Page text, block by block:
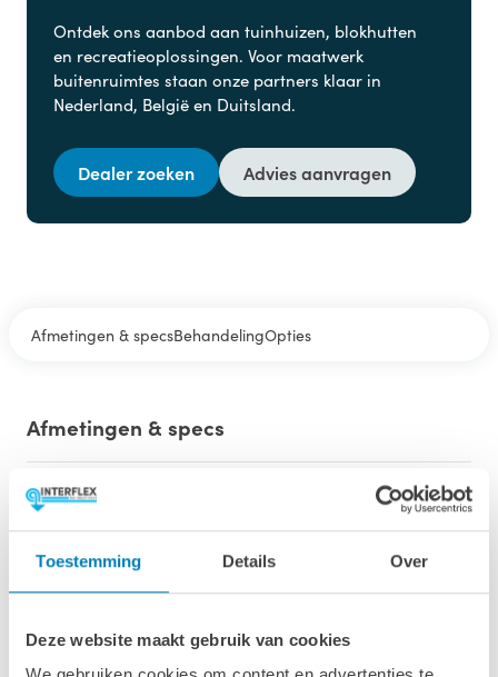
Toestemming Details Over
Deze website maakt gebruik van cookies
Ontdek ons aanbod aan tuinhuizen, blokhutten
en recreatieoplossingen. Voor maatwerk
buitenruimtes staan onze partners klaar in
Nederland, België en Duitsland.
Dealer zoeken Advies aanvragen
Afmetingen & specsBehandelingOpties
Afmetingen & specs
Afmetingen fundamentmaat (bxl)
480 x 230 cm
Afmetingen inclusief oren (bxl)
500 x 250 cm
Wandhoogte & nokhoogte